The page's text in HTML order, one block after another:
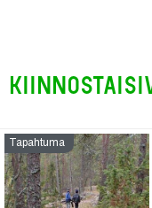
Tapahtuma